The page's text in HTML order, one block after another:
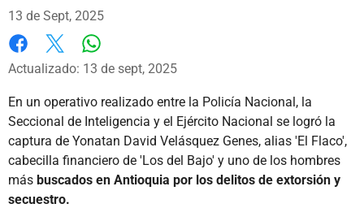
13 de Sept, 2025
Facebook
X
Actualizado: 13 de sept, 2025
En un operativo realizado entre la Policía Nacional, la
Seccional de Inteligencia y el Ejército Nacional se logró la
captura de Yonatan David Velásquez Genes, alias 'El Flaco',
cabecilla financiero de 'Los del Bajo' y uno de los hombres
más buscados en Antioquia por los delitos de extorsión y
secuestro.